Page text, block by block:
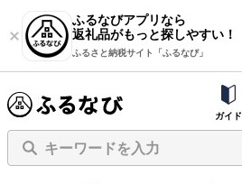
ふるなびアプリなら
返礼品がもっと探しやすい！
ふるさと納税サイト「ふるなび」
ガイド
キーワードを入力